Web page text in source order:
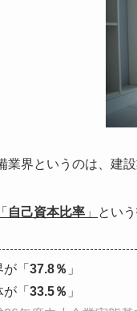
業界というのは、建
「 自己資本比率 」 とい
「 37.8％ 」
「 33.5％ 」